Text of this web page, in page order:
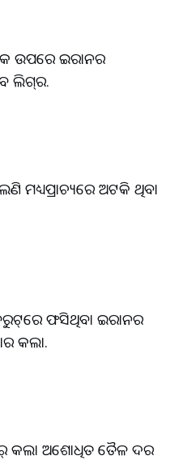
ଉପରେ ଇରାନର
ଲିଗ୍‌ର.
ମଧ୍ୟପ୍ରାଚ୍ୟରେ ଅଟକି ଥିବା
ଫସିଥିବା ଇରାନର
କଲା.
କଲା ଅଶୋଧିତ ତୈଳ ଦର